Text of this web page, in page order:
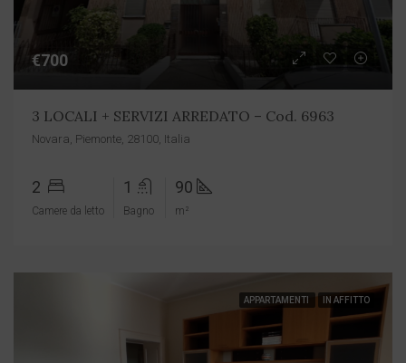
€700
3 LOCALI + SERVIZI ARREDATO – Cod. 6963
Novara, Piemonte, 28100, Italia
2
Camere da letto
1
Bagno
90
m²
APPARTAMENTI IN AFFITTO